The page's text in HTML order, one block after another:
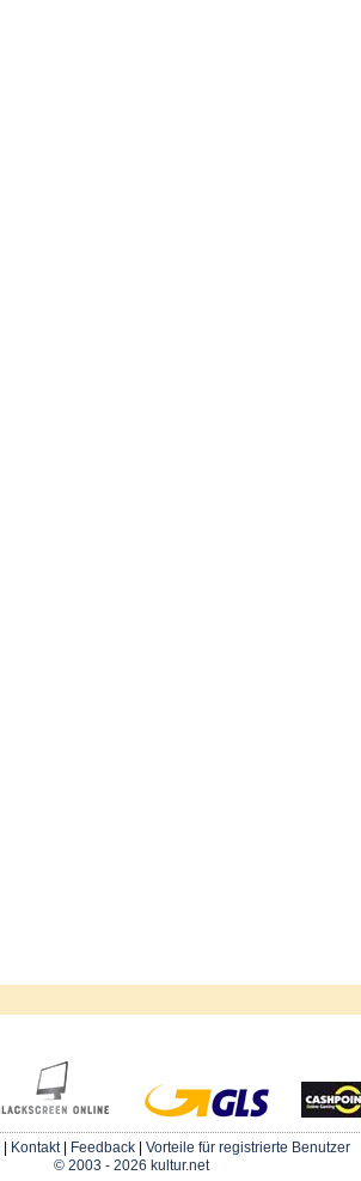
Kontakt| Feedback| Vorteile für registrierte Benutzer
© 2003 - 2026 kultur.net